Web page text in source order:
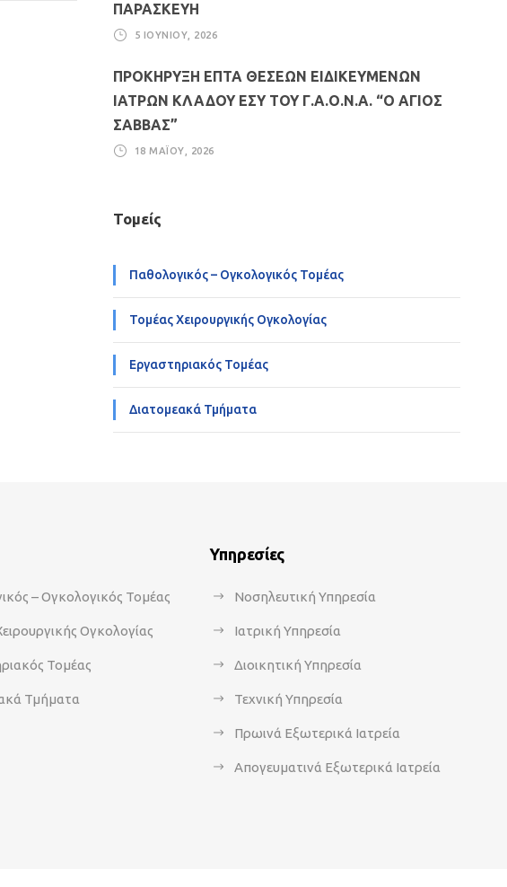
ΠΑΡΑΣΚΕΥΗ
5 ΙΟΥΝΊΟΥ, 2026
ΠΡΟΚΗΡΥΞΗ ΕΠΤΑ ΘΕΣΕΩΝ ΕΙΔΙΚΕΥΜΕΝΩΝ
ΙΑΤΡΩΝ ΚΛΑΔΟΥ ΕΣΥ ΤΟΥ Γ.Α.Ο.Ν.Α. “Ο ΑΓΙΟΣ
ΣΑΒΒΑΣ”
18 ΜΑΪ́ΟΥ, 2026
Τομείς
Παθολογικός – Ογκολογικός Τομέας
Τομέας Χειρουργικής Ογκολογίας
Εργαστηριακός Τομέας
Διατομεακά Τμήματα
– Ογκολογικός Τομέας
Ογκολογίας
Τομέας
Τμήματα
Υπηρεσίες
Νοσηλευτική Υπηρεσία
Ιατρική Υπηρεσία
Διοικητική Υπηρεσία
Τεχνική Υπηρεσία
Πρωινά Εξωτερικά Ιατρεία
Απογευματινά Εξωτερικά Ιατρεία